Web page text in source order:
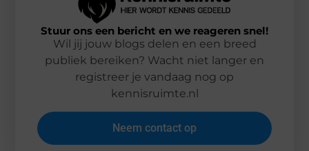
Stuur ons een bericht en we reageren snel!
Wil jij jouw blogs delen en een breed
publiek bereiken? Wacht niet langer en
registreer je vandaag nog op
kennisruimte.nl
Neem contact op